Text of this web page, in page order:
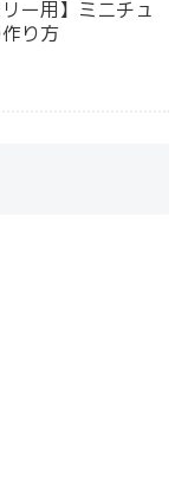
ー用】ミニチュ
り方